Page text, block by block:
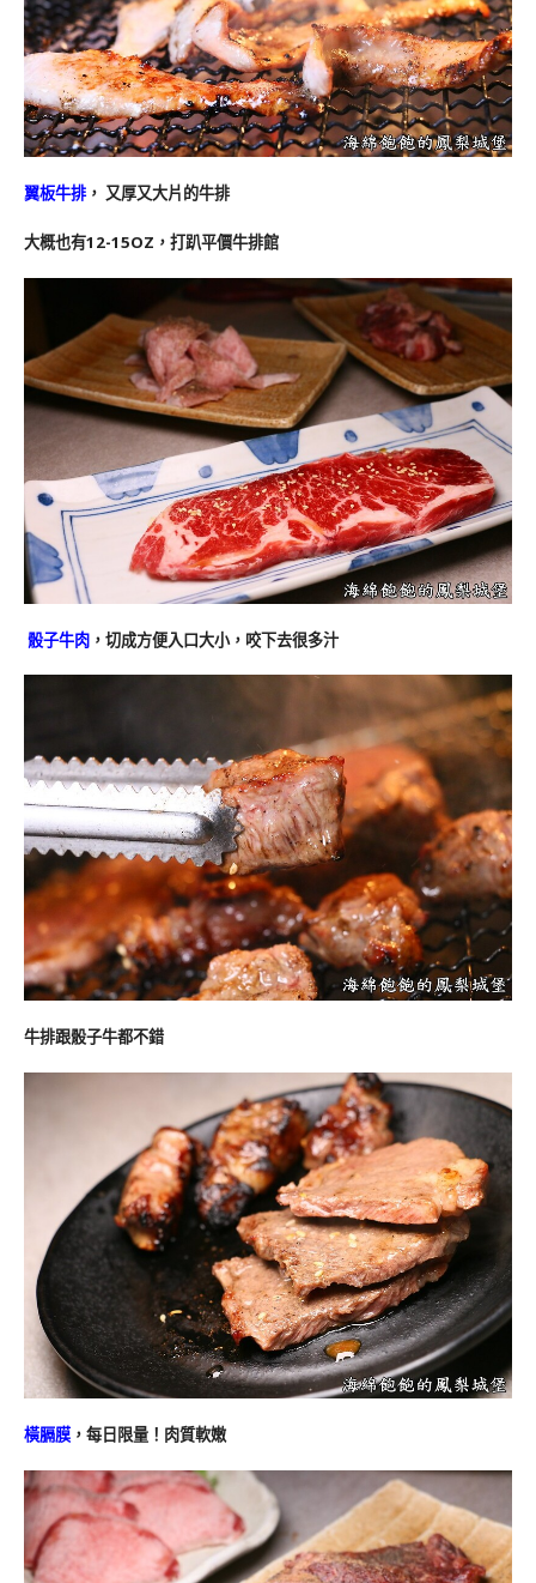
翼板牛排， 又厚又大片的牛排
大概也有12-15OZ，打趴平價牛排館
骰子牛肉 ，切成方便入口大小，咬下去很多汁
牛排跟骰子牛都不錯
橫膈膜 ，每日限量！肉質軟嫩